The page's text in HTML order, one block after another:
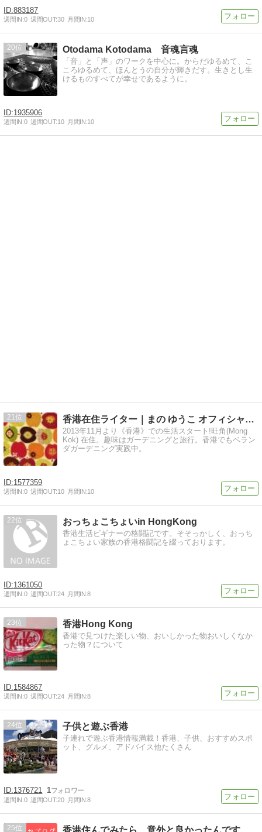
883187
週間IN:0 週間OUT:30 月間IN:10
20 Otodama Kotodama 音魂言魂
「音」と「声」のワークを中心に。からだゆるめて、こ
ころゆるめて、ほんとうの自分が輝きだす。生きとし生
けるものすべてが幸せであるように。
1935906
週間IN:0 週間OUT:10 月間IN:10
21 香港在住ライター｜まの ゆうこ オフィシャルブログ
2013年11月より《香港》での生活スタート!旺角(Mong
Kok) 在住。趣味はガーデニングと旅行。香港でもベラン
ダガーデニング実践中。
1577359
週間IN:0 週間OUT:10 月間IN:10
22 おっちょこちょいin HongKong
香港生活ビギナーの格闘記です。そそっかしく、おっち
ょこちょい家族の香港格闘記を綴っております。
1361050
週間IN:0 週間OUT:24 月間IN:8
23 香港Hong Kong
香港で見つけた楽しい物、おいしかった物おいしくなか
った物？について
1584867
週間IN:0 週間OUT:24 月間IN:8
24 子供と遊ぶ香港
子連れで遊ぶ香港情報満載！香港、子供、おすすめスポ
ット、グルメ、アドバイス他たくさん
1376721 1
週間IN:0 週間OUT:20 月間IN:8
25 香港住んでみたら、意外と良かったんですけど・・・